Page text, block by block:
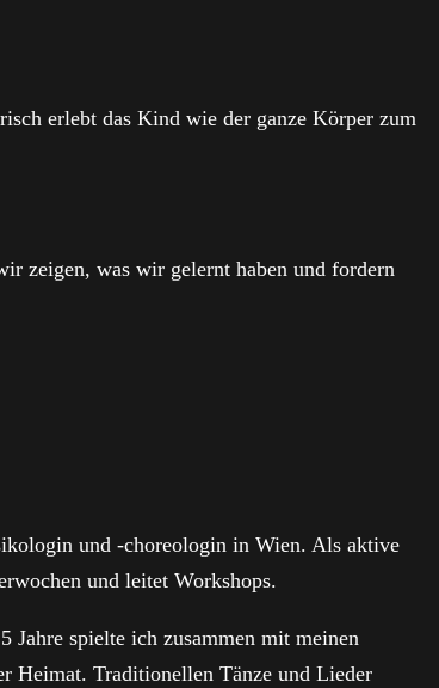
erlebt das Kind wie der ganze Körper zum
zeigen, was wir gelernt haben und fordern
und -choreologin in Wien. Als aktive
und leitet Workshops.
spielte ich zusammen mit meinen
Heimat. Traditionellen Tänze und Lieder